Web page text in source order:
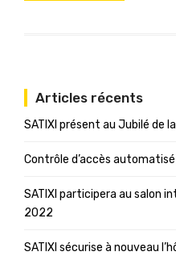
Articles récents
SATIXI présent au Jubilé de la
Contrôle d’accès
SATIXI participera au salon
2022
SATIXI sécurise à nouveau